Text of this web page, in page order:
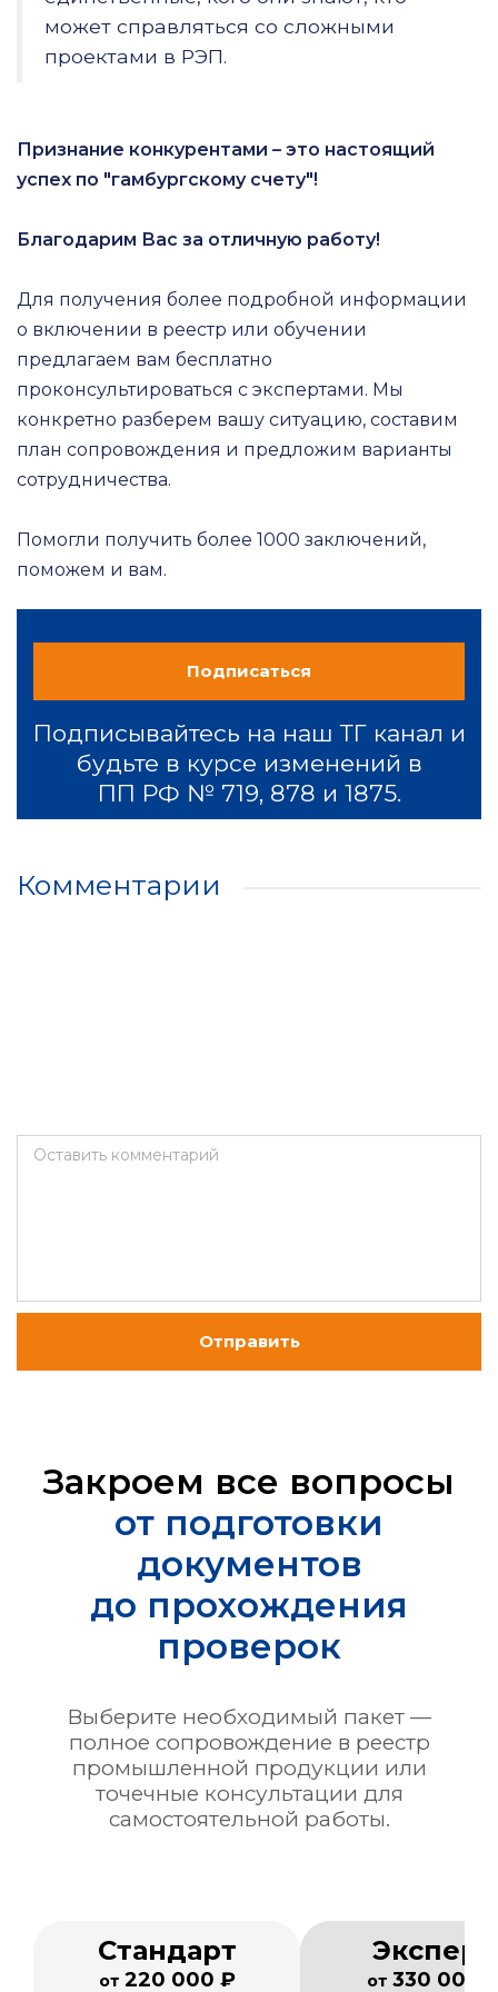
может справляться со сложными
проектами в РЭП.
Признание конкурентами – это настоящий
успех по "гамбургскому счету"!
Благодарим Вас за отличную работу!
Для получения более подробной информации
о включении в реестр или обучении
предлагаем вам бесплатно
проконсультироваться с экспертами. Мы
конкретно разберем вашу ситуацию, составим
план сопровождения и предложим варианты
сотрудничества.
Помогли получить более 1000 заключений,
поможем и вам.
Подписаться
Подписывайтесь на наш ТГ канал и
будьте в курсе изменений в
ПП РФ № 719, 878 и 1875.
Комментарии
Оставить комментарий
Отправить
Закроем все вопросы
от подготовки
документов
до прохождения
проверок
Выберите необходимый пакет —
полное сопровождение в реестр
промышленной продукции или
точечные консультации для
самостоятельной работы.
Стандарт
от 220 000 ₽
Эксперт
от 330 000